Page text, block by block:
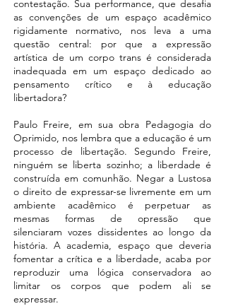
contestação. Sua performance, que desafia
as convenções de um espaço acadêmico
rigidamente normativo, nos leva a uma
questão central: por que a expressão
artística de um corpo trans é considerada
inadequada em um espaço dedicado ao
pensamento crítico e à educação
libertadora?
Paulo Freire, em sua obra Pedagogia do
Oprimido, nos lembra que a educação é um
processo de libertação. Segundo Freire,
ninguém se liberta sozinho; a liberdade é
construída em comunhão. Negar a Lustosa
o direito de expressar-se livremente em um
ambiente acadêmico é perpetuar as
mesmas formas de opressão que
silenciaram vozes dissidentes ao longo da
história. A academia, espaço que deveria
fomentar a crítica e a liberdade, acaba por
reproduzir uma lógica conservadora ao
limitar os corpos que podem ali se
expressar.